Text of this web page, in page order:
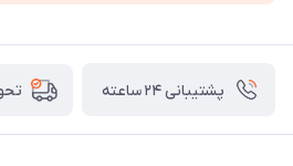
پشتیبانی ۲۴ ساعته